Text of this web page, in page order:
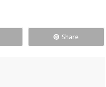
Share